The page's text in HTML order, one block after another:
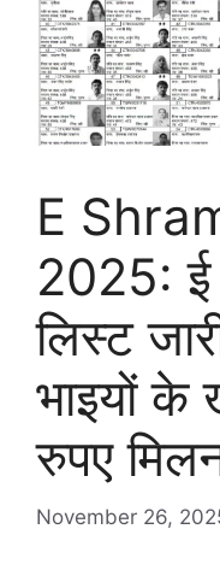
E
2025: ई
लिस्ट
भाइयों
रुपए
November 26,